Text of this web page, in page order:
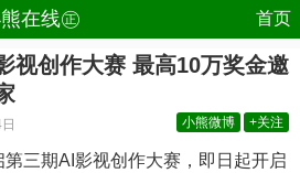
在线㊣ 首页
视创作大赛 最高10万奖金邀
小熊微博 +关注
三期AI影视创作大赛，即日起开启